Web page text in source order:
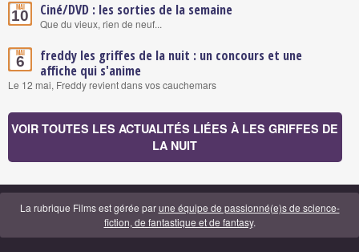
Mai
10 Ciné/DVD : les sorties de la semaine
Que du vieux, rien de neuf...
Mai
6
freddy les griffes de la nuit : un concours et une
affiche qui s'anime
Le 12 mai, Freddy revient dans vos cauchemars
VOIR TOUTES LES ACTUALITÉS LIÉES À LES GRIFFES DE
LA NUIT
La rubrique Films est gérée parune équipe de passionné(e)s de science-
fiction, de fantastique et de fantasy.